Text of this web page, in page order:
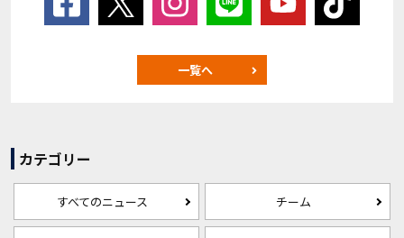
一覧へ
カテゴリー
すべてのニュース チーム